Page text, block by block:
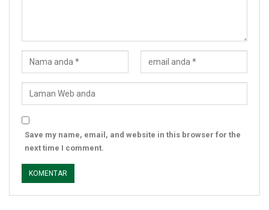
Save my name, email, and website in this browser for the
next time I comment.